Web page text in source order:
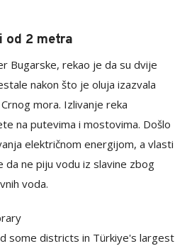
od 2 metra
Bugarske, rekao je da su dvije
nakon što je oluja izazvala
mora. Izlivanje reka
na putevima i mostovima. Došlo
električnom energijom, a vlasti
da ne piju vodu iz slavine zbog
voda.
some districts in Türkiye's largest